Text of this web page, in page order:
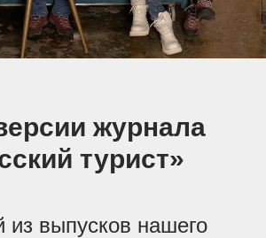
журнала
турист»
из выпусков нашего